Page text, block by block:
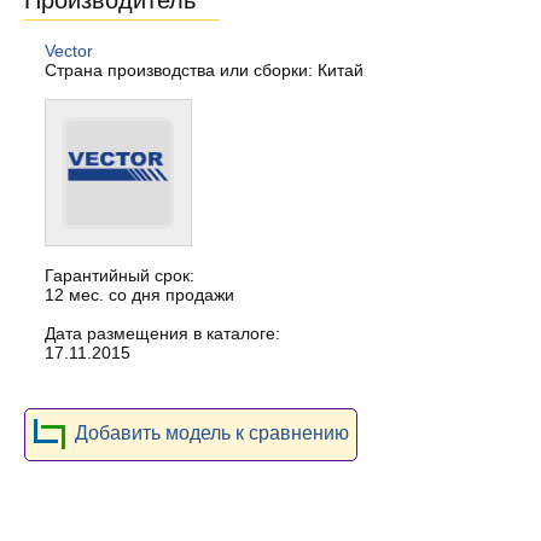
Vector
Страна производства или сборки: Китай
Гарантийный срок:
12 мес. со дня продажи
Дата размещения в каталоге:
17.11.2015
Добавить модель к сравнению